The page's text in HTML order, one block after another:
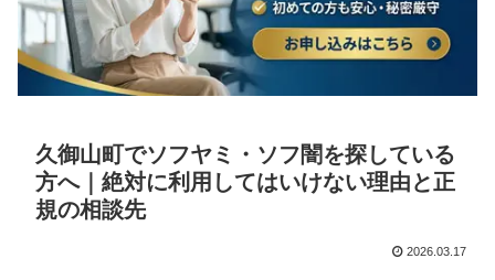
久御山町でソフヤミ・ソフ闇を探している
方へ｜絶対に利用してはいけない理由と正
規の相談先
2026.03.17